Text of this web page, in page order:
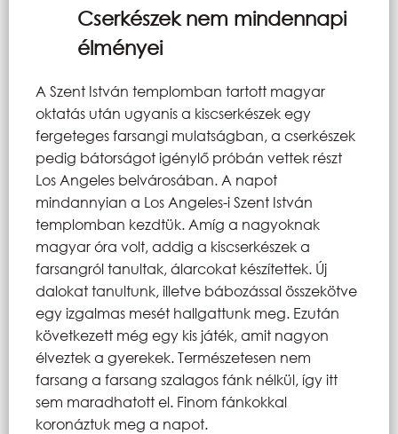
Cserkészek nem mindennapi
élményei
A Szent István templomban tartott magyar
oktatás után ugyanis a kiscserkészek egy
fergeteges farsangi mulatságban, a cserkészek
pedig bátorságot igénylő próbán vettek részt
Los Angeles belvárosában. A napot
mindannyian a Los Angeles-i Szent István
templomban kezdtük. Amíg a nagyoknak
magyar óra volt, addig a kiscserkészek a
farsangról tanultak, álarcokat készítettek. Új
dalokat tanultunk, illetve bábozással összekötve
egy izgalmas mesét hallgattunk meg. Ezután
következett még egy kis játék, amit nagyon
élveztek a gyerekek. Természetesen nem
farsang a farsang szalagos fánk nélkül, így itt
sem maradhatott el. Finom fánkokkal
koronáztuk meg a napot.